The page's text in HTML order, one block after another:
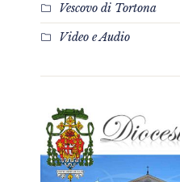
Vescovo di Tortona
Video e Audio